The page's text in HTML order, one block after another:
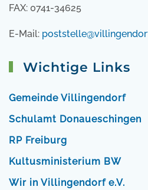
FAX: 0741-34625
E-Mail:
Wichtige Links
Gemeinde Villingendorf
Schulamt Donaueschingen
RP Freiburg
Kultusministerium BW
Wir in Villingendorf e.V.